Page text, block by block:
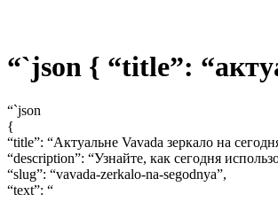
“`json { “title”:
“`json
{
“title”: “Актуальне Vavada зеркало на
“description”: “Узнайте, как сегодня
“slug”: “vavada-zerkalo-na-segodnya”,
“text”: “